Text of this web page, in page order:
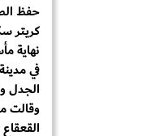
حفظ
كريتر
نهاية
في
الجدل
وقالت